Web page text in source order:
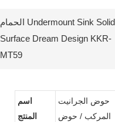
الحمام Undermount Sink Solid
Surface Dream Design KKR-
MT59
اسم
المنتج
حوض الجرانيت
المركب / حوض